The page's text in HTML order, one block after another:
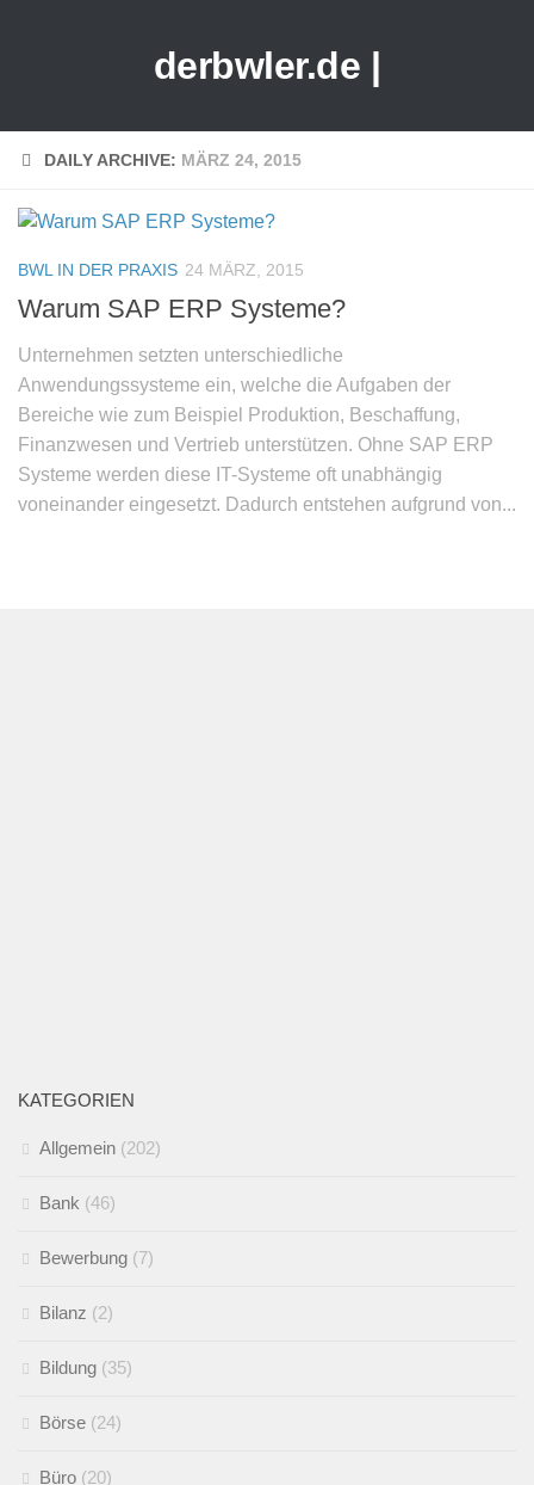
derbwler.de |
DAILY ARCHIVE: MÄRZ 24, 2015
BWL IN DER PRAXIS 24 MÄRZ, 2015
Warum SAP ERP Systeme?
Unternehmen setzten unterschiedliche
Anwendungssysteme ein, welche die Aufgaben der
Bereiche wie zum Beispiel Produktion, Beschaffung,
Finanzwesen und Vertrieb unterstützen. Ohne SAP ERP
Systeme werden diese IT-Systeme oft unabhängig
voneinander eingesetzt. Dadurch entstehen aufgrund von...
KATEGORIEN
Allgemein (202)
Bank (46)
Bewerbung (7)
Bilanz (2)
Bildung (35)
Börse (24)
Büro (20)